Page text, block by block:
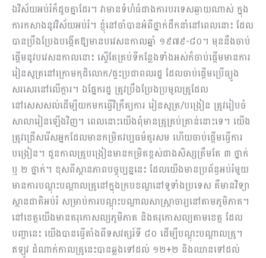
ឯវិស័យអប់រំក៏ដូចគ្នាដែរ។ វាមានទំហំធំជាងការបរទេសឆ្ងាយណាស់ ក្នុង
ការកសាងនូវវិស័យអប់រំ។ ខ្ញុំនៅចាំបានអំពីថ្នាក់ដឹកនាំនៅពេលនោះ ដែល
បានប្រឹងប្រែងបង្កើតឱ្យមានបវេសនកាលឆ្នាំ ១៩៧៩-៨០។ មុននឹងចាប់
ផ្តើមនូវបវេសនកាលនោះ ស្ទើតែគ្រប់ទីកន្លែងទាំងអស់ក៏ចាប់ផ្តើមមានការ
រៀនសូត្រនៅក្រោមកុដិលោក/ផ្ទះប្រជាពលរដ្ឋ ដែលចាប់ផ្តើមប្រើធ្យូង
សរសេរនៅលើក្តារ។ ឯផ្នែករដ្ឋ ត្រូវប្រឹងប្រែងប្រមូលគ្រូដែល
នៅសេសសល់ដើម្បីយកមកធ្វើវិក្រឹត្យការ រៀនសូត្រ/បង្រៀន ត្រូវរៀបចំ
សាលារៀនឡើងវិញ។ ពេលនោះយើងពុំមានគ្រូគ្រប់គ្រាន់នោះទេ។ យើង
ត្រូវជ្រើសរើសអ្នកដែលមានកម្រិតវប្បធម៌គួរសម ហើយចាប់ផ្តើមធ្វើការ
បង្រៀន។ ជួនកាលគ្រូបង្រៀនមានកម្រិតខ្ពស់ជាងសិស្សត្រឹមតែ ៣ ថ្នាក់
ឬ ២ ថ្នាក់។ ខុសពីស្ថានភាពបច្ចុប្បន្ននេះ ដែលយើងមានប្រព័ន្ធអប់រំមួយ
មានការបណ្តុះបណ្តាលគ្រូនៅក្នុងក្របខណ្ឌនៅទូទាំងប្រទេស គឺមានវិទ្យា
ស្ថានជាតិអប់រំ សម្រាប់ការបណ្តុះបណ្តាលសាស្រ្តាចារ្យនៅតាមភូមិភាគ។
នៅខេត្តយើងមានគរុកោសល្យភូមិភាគ និងគរុកោសល្យតាមខេត្ត ដែល
បញ្ហានេះ យើងបានធ្វើតាំងពីទសវត្សរ៍ទី ៨០ ដើម្បីបណ្តុះបណ្តាលគ្រូ​។
ឥឡូវ ដំណាក់កាលគ្រូនេះបានឆ្លងទៅដល់ ១២+២ និងឈានទៅដល់